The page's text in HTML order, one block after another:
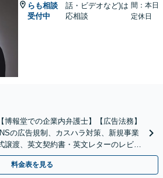
らも相談
受付中
話・ビデオなど)は
応相談
間：本日
定休日
報堂での企業内弁護士】【広告法務】
の広告規制、カスハラ対策、新規事業
譲渡、英文契約書・英文レターのレビュ
料金表を見る